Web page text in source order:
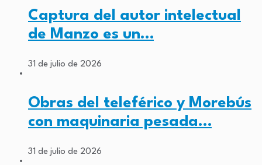
Captura del autor intelectual
de Manzo es un…
31 de julio de 2026
Obras del teleférico y Morebús
con maquinaria pesada…
31 de julio de 2026